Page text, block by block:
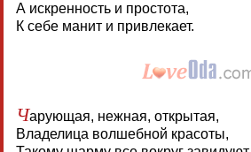
А искренность и простота,
К себе манит и привлекает.
Чарующая, нежная, открытая,
Владелица волшебной красоты,